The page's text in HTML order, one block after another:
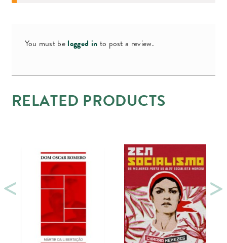
You must be logged in to post a review.
RELATED PRODUCTS